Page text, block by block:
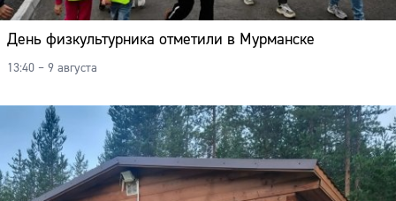
День физкультурника отметили в Мурманске
13:40 – 9 августа